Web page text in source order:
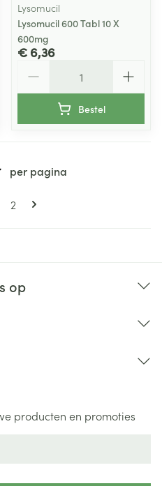
Lysomucil
Lysomucil 600 Tabl 10 X
600mg
€ 6,36
Bestel
Pagina's
lees momenteel pagina
Pagina
2
per pagina
op
producten en promoties